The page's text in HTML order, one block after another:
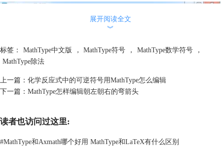
展开阅读全文
︾
标签： MathType中文版 ， MathType符号 ， MathType数学符号
，
MathType除法
上一篇： 化学反应式中的可逆符号用MathType怎么编辑
下一篇： MathType怎样编辑朝左朝右的弯箭头
读者也访问过这里:
#MathType和Axmath哪个好用 MathType和LaTeX有什么区别